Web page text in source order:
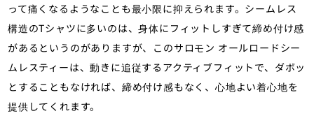
って痛くなるようなことも最小限に抑えられます。シームレス
構造のTシャツに多いのは、身体にフィットしすぎて締め付け感
があるというのがありますが、このサロモン オールロードシー
ムレスティーは、動きに追従するアクティブフィットで、ダボッ
とすることもなければ、締め付け感もなく、心地よい着心地を
提供してくれます。